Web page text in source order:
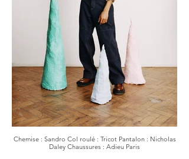
Chemise : Sandro Col roulé : Tricot Pantalon : Nicholas
Daley Chaussures : Adieu Paris